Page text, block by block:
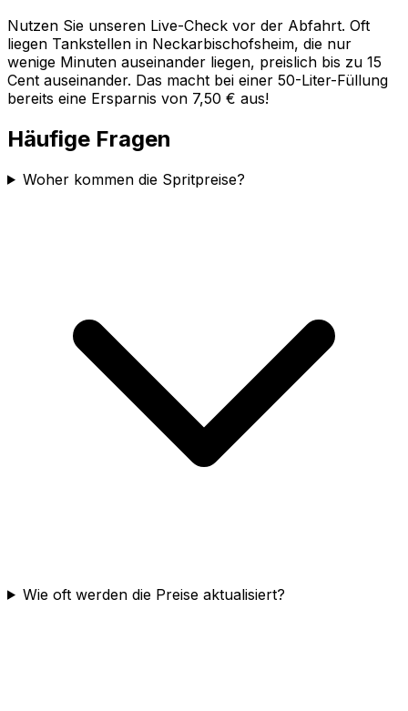
Nutzen Sie unseren Live-Check vor der Abfahrt. Oft
liegen Tankstellen in Neckarbischofsheim, die nur
wenige Minuten auseinander liegen, preislich bis zu 15
Cent auseinander. Das macht bei einer 50-Liter-Füllung
bereits eine Ersparnis von 7,50 € aus!
Häufige Fragen
Woher kommen die Spritpreise?
Wie oft werden die Preise aktualisiert?